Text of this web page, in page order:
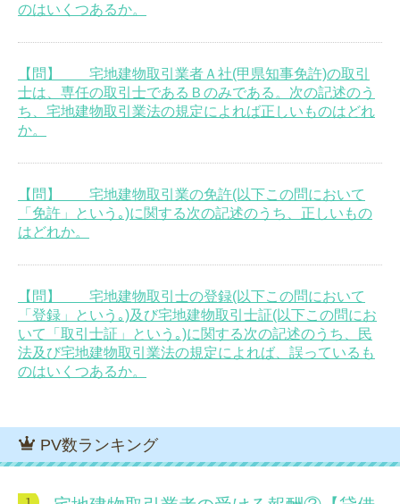
のはいくつあるか。
【問】 宅地建物取引業者Ａ社(甲県知事免許)の取引
士は、専任の取引士であるＢのみである。次の記述のう
ち、宅地建物取引業法の規定によれば正しいものはどれ
か。
【問】 宅地建物取引業の免許(以下この問において
「免許」という｡)に関する次の記述のうち、正しいもの
はどれか。
【問】 宅地建物取引士の登録(以下この問において
「登録」という｡)及び宅地建物取引士証(以下この問にお
いて「取引士証」という｡)に関する次の記述のうち、民
法及び宅地建物取引業法の規定によれば、誤っているも
のはいくつあるか。
PV数ランキング